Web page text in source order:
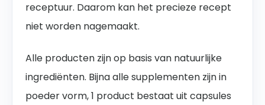
receptuur. Daarom kan het precieze recept
niet worden nagemaakt.
Alle producten zijn op basis van natuurlijke
ingrediënten. Bijna alle supplementen zijn in
poeder vorm, 1 product bestaat uit capsules